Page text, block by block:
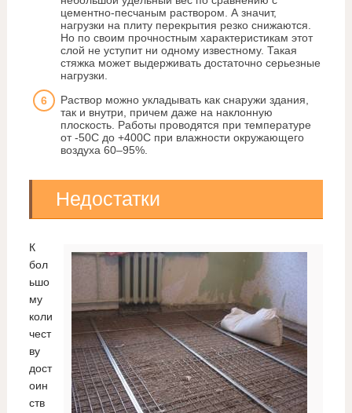
цементно-песчаным раствором. А значит,
нагрузки на плиту перекрытия резко снижаются.
Но по своим прочностным характеристикам этот
слой не уступит ни одному известному. Такая
стяжка может выдерживать достаточно серьезные
нагрузки.
Раствор можно укладывать как снаружи здания,
так и внутри, причем даже на наклонную
плоскость. Работы проводятся при температуре
от -50С до +400С при влажности окружающего
воздуха 60–95%.
Недостатки
К
бол
ьшо
му
коли
чест
ву
дост
оин
ств